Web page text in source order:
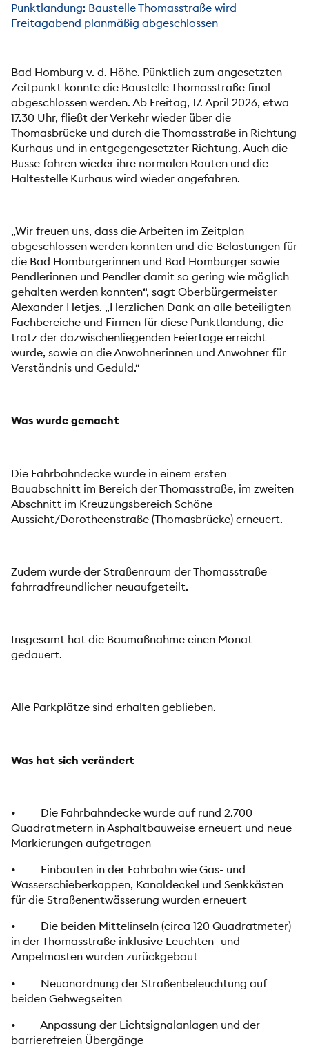
Punktlandung: Baustelle Thomasstraße wird
Freitagabend planmäßig abgeschlossen
Bad Homburg v. d. Höhe. Pünktlich zum angesetzten
Zeitpunkt konnte die Baustelle Thomasstraße final
abgeschlossen werden. Ab Freitag, 17. April 2026, etwa
17.30 Uhr, fließt der Verkehr wieder über die
Thomasbrücke und durch die Thomasstraße in Richtung
Kurhaus und in entgegengesetzter Richtung. Auch die
Busse fahren wieder ihre normalen Routen und die
Haltestelle Kurhaus wird wieder angefahren.
„Wir freuen uns, dass die Arbeiten im Zeitplan
abgeschlossen werden konnten und die Belastungen für
die Bad Homburgerinnen und Bad Homburger sowie
Pendlerinnen und Pendler damit so gering wie möglich
gehalten werden konnten“, sagt Oberbürgermeister
Alexander Hetjes. „Herzlichen Dank an alle beteiligten
Fachbereiche und Firmen für diese Punktlandung, die
trotz der dazwischenliegenden Feiertage erreicht
wurde, sowie an die Anwohnerinnen und Anwohner für
Verständnis und Geduld.“
Was wurde gemacht
Die Fahrbahndecke wurde in einem ersten
Bauabschnitt im Bereich der Thomasstraße, im zweiten
Abschnitt im Kreuzungsbereich Schöne
Aussicht/Dorotheenstraße (Thomasbrücke) erneuert.
Zudem wurde der Straßenraum der Thomasstraße
fahrradfreundlicher neuaufgeteilt.
Insgesamt hat die Baumaßnahme einen Monat
gedauert.
Alle Parkplätze sind erhalten geblieben.
Was hat sich verändert
• Die Fahrbahndecke wurde auf rund 2.700
Quadratmetern in Asphaltbauweise erneuert und neue
Markierungen aufgetragen
• Einbauten in der Fahrbahn wie Gas- und
Wasserschieberkappen, Kanaldeckel und Senkkästen
für die Straßenentwässerung wurden erneuert
• Die beiden Mittelinseln (circa 120 Quadratmeter)
in der Thomasstraße inklusive Leuchten- und
Ampelmasten wurden zurückgebaut
• Neuanordnung der Straßenbeleuchtung auf
beiden Gehwegseiten
• Anpassung der Lichtsignalanlagen und der
barrierefreien Übergänge